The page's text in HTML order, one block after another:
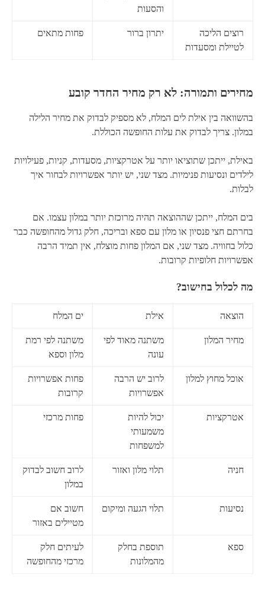
והסעות
רוצים הליכה
לטיילת ומסעדות
יתרון ברור פחות מתאים
מחירים ותמורה: לא רק מחיר החדר קובע
בהשוואה בין אילת לים המלח, לא מספיק לבדוק את מחיר הלילה
במלון. צריך לבדוק את עלות החופשה הכוללת.
באילת, ייתכן שתוציאו יותר על אטרקציות, מסעדות, קניות, פעילויות
לילדים ונסיעות פנימיות. מצד שני, יש יותר אפשרויות לבחור איך
לבלות.
בים המלח, ייתכן שההוצאה תהיה מרוכזת יותר במלון עצמו. אם
בחרתם חצי פנסיון או מלון עם ספא ובריכה, חלק גדול מהחופשה כבר
כלול בחוויה. מצד שני, אם המלון פחות מוצלח, אין תמיד הרבה
אפשרויות חלופיות קרובות.
מה לכלול בחישוב?
הוצאה אילת ים המלח
מחיר המלון
משתנה מאוד לפי
עונה
משתנה לפי רמת
מלון וספא
אוכל מחוץ למלון
לרוב יש הרבה
אפשרויות
פחות אפשרויות
קרובות
אטרקציות
יכול להיות
משמעותי
למשפחות
פחות מרכזי
חניה תלוי מלון ואזור
לרוב חשוב לבדוק
במלון
נסיעות תלוי הגעה ומיקום
חשוב אם
מטיילים באזור
ספא
תוספת בחלק
מהמלונות
לעיתים חלק
מרכזי מהחופשה